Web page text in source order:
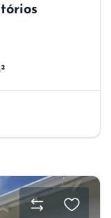
Aceitar Todos